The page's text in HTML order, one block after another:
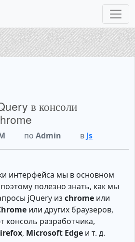
в консоли
по Admin в Js
интерфейса мы в основном
полезно знать, как мы
jQuery из chrome или
или других браузеров,
консоль разработчика,
, Microsoft Edge и т. д.